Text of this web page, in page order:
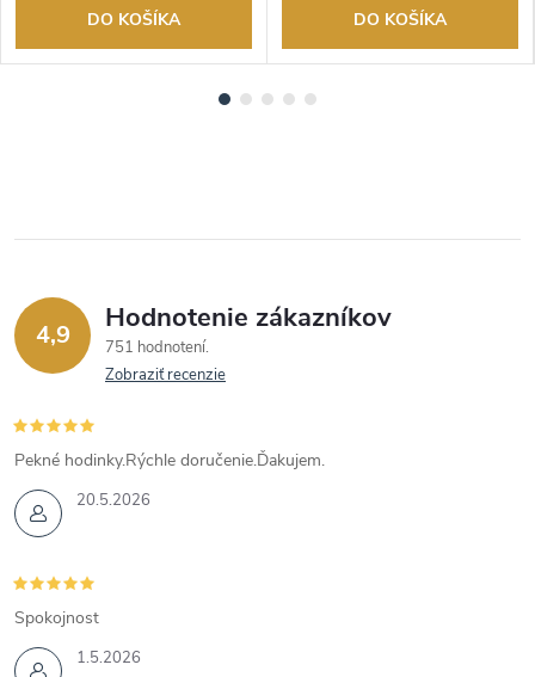
DO KOŠÍKA DO KOŠÍKA
4,9 Hodnotenie zákazníkov
751 hodnotení
Zobraziť recenzie
20.5.2026
Pekné hodinky.Rýchle doručenie.Ďakujem.
1.5.2026
Spokojnost